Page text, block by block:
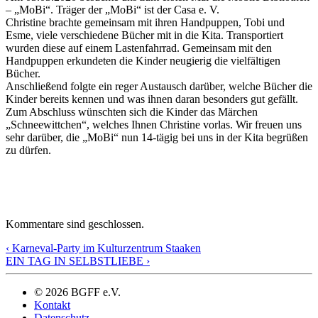
– „MoBi“. Träger der „MoBi“ ist der Casa e. V.
Christine brachte gemeinsam mit ihren Handpuppen, Tobi und
Esme, viele verschiedene Bücher mit in die Kita. Transportiert
wurden diese auf einem Lastenfahrrad. Gemeinsam mit den
Handpuppen erkundeten die Kinder neugierig die vielfältigen
Bücher.
Anschließend folgte ein reger Austausch darüber, welche Bücher die
Kinder bereits kennen und was ihnen daran besonders gut gefällt.
Zum Abschluss wünschten sich die Kinder das Märchen
„Schneewittchen“, welches Ihnen Christine vorlas. Wir freuen uns
sehr darüber, die „MoBi“ nun 14-tägig bei uns in der Kita begrüßen
zu dürfen.
Kommentare sind geschlossen.
‹ Karneval-Party im Kulturzentrum Staaken
EIN TAG IN SELBSTLIEBE ›
© 2026 BGFF e.V.
Kontakt